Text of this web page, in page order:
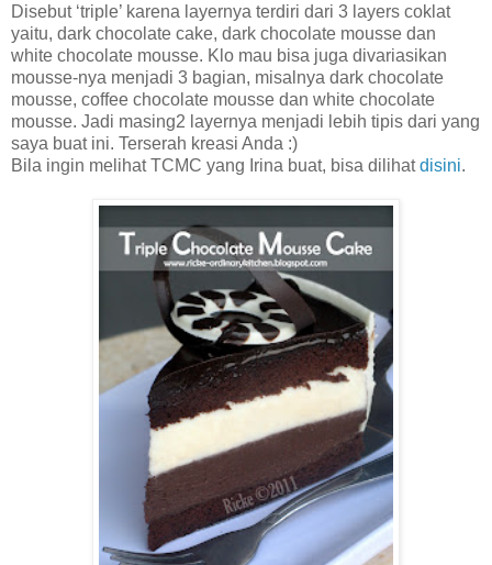
Disebut ‘triple’ karena layernya terdiri dari 3 layers coklat
yaitu, dark chocolate cake, dark chocolate mousse dan
white chocolate mousse. Klo mau bisa juga divariasikan
mousse-nya menjadi 3 bagian, misalnya dark chocolate
mousse, coffee chocolate mousse dan white chocolate
mousse. Jadi masing2 layernya menjadi lebih tipis dari yang
saya buat ini. Terserah kreasi Anda :)
Bila ingin melihat TCMC yang Irina buat, bisa dilihatdisini.